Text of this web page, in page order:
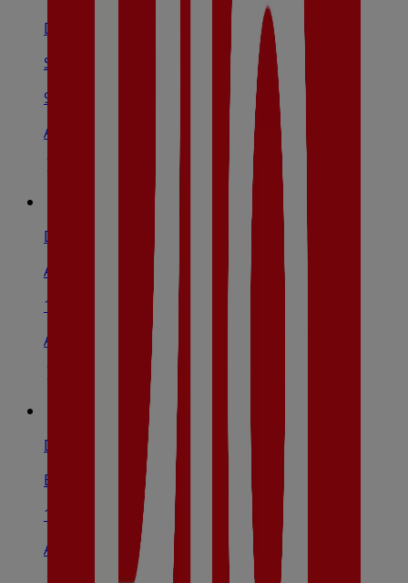
Dia
San Antoniño, Barro
9.2 km
Abierto
Dia
Avda. Compostela, 47, Padrón
14.4 km
Abierto
Dia
Barrio Lugar O Pazo, S/N, Rianxo
15.0 km
Abierto